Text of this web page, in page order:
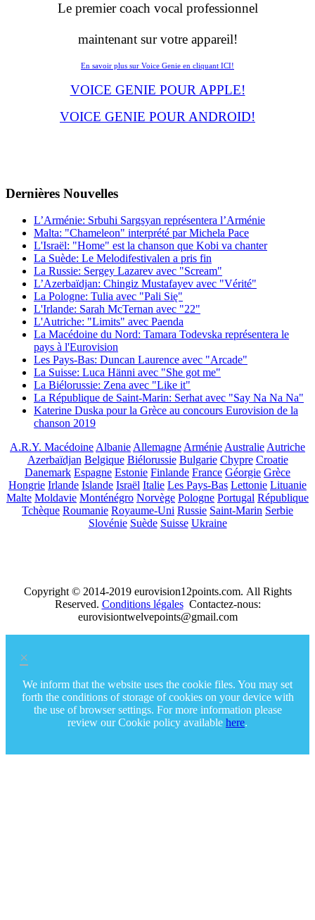
Le premier coach vocal professionnel
maintenant sur votre appareil!
En savoir plus sur Voice Genie en cliquant ICI!
VOICE GENIE POUR APPLE!
VOICE GENIE POUR ANDROID!
Dernières Νouvelles
L’Arménie: Srbuhi Sargsyan représentera l’Arménie
Malta: "Chameleon" interprété par Michela Pace
L'Israël: "Home" est la chanson que Kobi va chanter
La Suède: Le Melodifestivalen a pris fin
La Russie: Sergey Lazarev avec "Scream"
L’Azerbaïdjan: Chingiz Mustafayev avec "Vérité"
La Pologne: Tulia avec "Pali Się"
L'Irlande: Sarah McTernan avec "22"
L'Autriche: "Limits" avec Paenda
La Macédoine du Nord: Tamara Todevska représentera le
pays à l'Eurovision
Les Pays-Bas: Duncan Laurence avec "Arcade"
La Suisse: Luca Hänni avec "She got me"
La Biélorussie: Zena avec "Like it"
La République de Saint-Marin: Serhat avec "Say Na Na Na"
Katerine Duska pour la Grèce au concours Eurovision de la
chanson 2019
A.R.Y. MacédoineAlbanieAllemagneArménieAustralieAutriche
Azerbaïdjan Belgique Biélorussie Bulgarie Chypre Croatie
Danemark Espagne Estonie Finlande France Géorgie Grèce
Hongrie Irlande Islande Israël Italie Les Pays-Bas Lettonie Lituanie
Malte Moldavie Monténégro Norvège Pologne Portugal République
Tchèque Roumanie Royaume-Uni Russie Saint-Marin Serbie
Slovénie Suède Suisse Ukraine
Copyright © 2014-2019 eurovision12points.com. All Rights
Reserved. Conditions légalesContactez-nous:
eurovisiontwelvepoints@gmail.com
×
We inform that the website uses the cookie files. You may set
forth the conditions of storage of cookies on your device with
the use of browser settings. For more information please
review our Cookie policy available here.